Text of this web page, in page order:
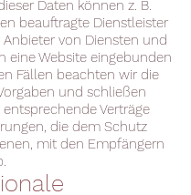
Daten können z. B.
beauftragte Dienstleister
von Diensten und
eine Website eingebunden
Fällen beachten wir die
und schließen
Verträge
die dem Schutz
mit den Empfängern